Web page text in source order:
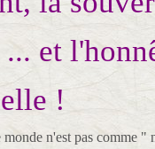
et
!
n'est pas comme "